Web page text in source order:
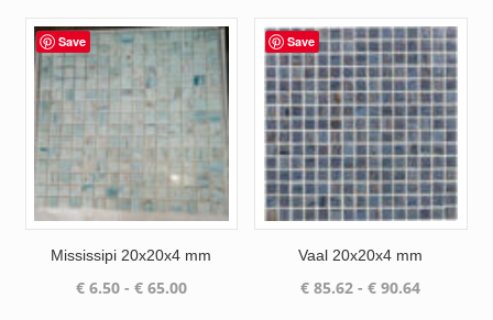
Save
Mississipi 20x20x4 mm
€6.50 - €65.00Prijsklasse:
Save
Vaal 20x20x4 mm
€ 85.62 - € 90.64